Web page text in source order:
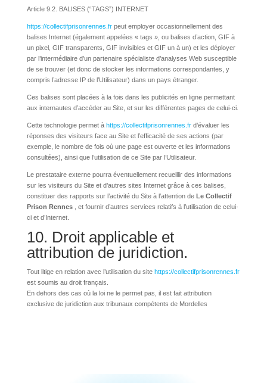
Article 9.2. BALISES (“TAGS”) INTERNET
https://collectifprisonrennes.frpeut employer occasionnellement des
balises Internet (également appelées « tags », ou balises d’action, GIF à
un pixel, GIF transparents, GIF invisibles et GIF un à un) et les déployer
par l’intermédiaire d’un partenaire spécialiste d’analyses Web susceptible
de se trouver (et donc de stocker les informations correspondantes, y
compris l’adresse IP de l’Utilisateur) dans un pays étranger.
Ces balises sont placées à la fois dans les publicités en ligne permettant
aux internautes d’accéder au Site, et sur les différentes pages de celui-ci.
Cette technologie permet à https://collectifprisonrennes.frd’évaluer les
réponses des visiteurs face au Site et l’efficacité de ses actions (par
exemple, le nombre de fois où une page est ouverte et les informations
consultées), ainsi que l’utilisation de ce Site par l’Utilisateur.
Le prestataire externe pourra éventuellement recueillir des informations
sur les visiteurs du Site et d’autres sites Internet grâce à ces balises,
constituer des rapports sur l’activité du Site à l’attention de Le Collectif
Prison Rennes, et fournir d’autres services relatifs à l’utilisation de celui-
ci et d’Internet.
10. Droit applicable et
attribution de juridiction.
Tout litige en relation avec l’utilisation du site https://collectifprisonrennes.fr
est soumis au droit français.
En dehors des cas où la loi ne le permet pas, il est fait attribution
exclusive de juridiction aux tribunaux compétents de Mordelles